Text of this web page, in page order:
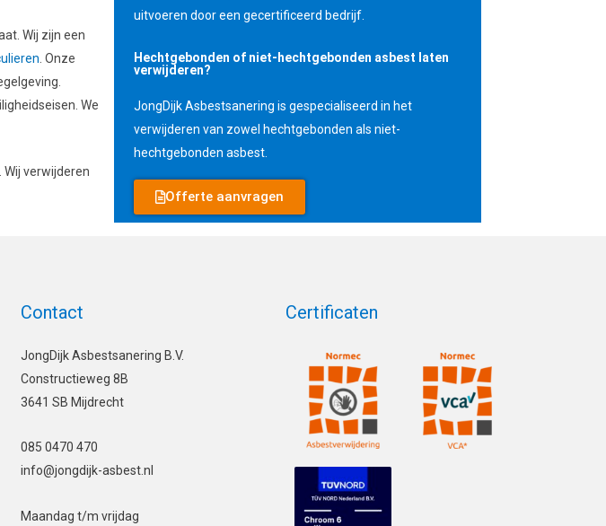
Wij zijn een
. Onze
We
verwijderen
uitvoeren door een gecertificeerd bedrijf.
Hechtgebonden of niet-hechtgebonden asbest laten
verwijderen?
JongDijk Asbestsanering is gespecialiseerd in het
verwijderen van zowel hechtgebonden als niet-
hechtgebonden asbest.
Offerte aanvragen
Contact
JongDijk Asbestsanering B.V.
Constructieweg 8B
3641 SB Mijdrecht
085 0470 470
info@jongdijk-asbest.nl
Maandag t/m vrijdag
LinkedIn Certificaten